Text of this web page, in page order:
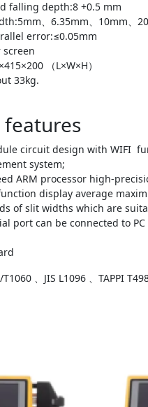
falling depth:8 +0.5 mm
、6.35mm、10mm、
error:≤0.05mm
screen
（L×W×H）
33kg.
features
circuit design with WIFI
system;
ARM processor high-
display average
of slit widths which are
port can be connected to
、JIS L1096 、TAPPI